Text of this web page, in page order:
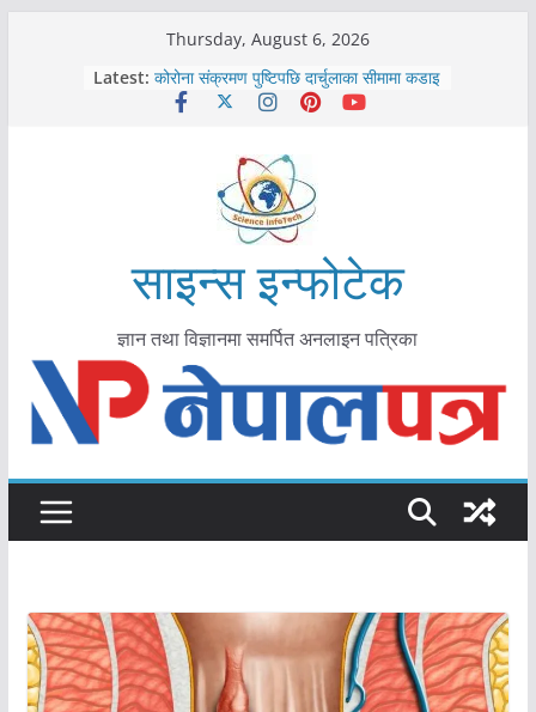
Thursday, August 6, 2026
Latest:
काभ्रेपलाञ्चोकमा आयुर्वेद स्वास्थ्योपचारतर्फ
आकर्षण बढ्दै
कोरोना संक्रमण पुष्टिपछि दार्चुलाका सीमामा कडाइ
मकवानपुरमा खोरेत रोग विरुद्धको खोप लगाउन
आयुर्वेद चिकित्सा प्रणालीको भूमिका महत्वपूर्ण छ :
मुख्यमन्त्री शाह
साइन्स इन्फोटेक
ज्ञान तथा विज्ञानमा समर्पित अनलाइन पत्रिका